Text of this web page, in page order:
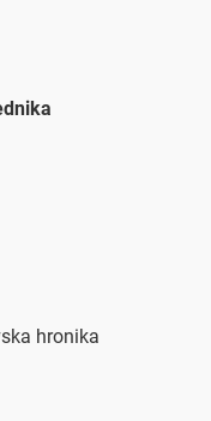
hronika